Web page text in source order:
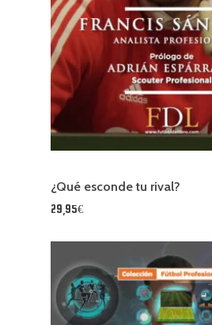
¿Qué esconde tu rival?
29,95€